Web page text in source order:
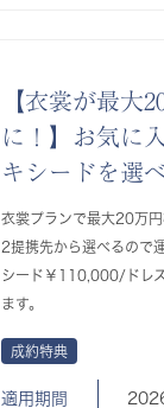
【衣裳が最大
に！】お気に
キシードを選
衣裳プランで最大20万円
2提携先から選べるので
シード￥110,000/ドレ
ます。
成約特典
適用期間